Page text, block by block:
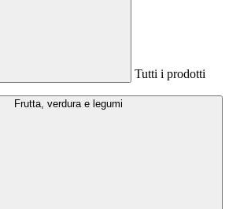
Tutti i prodotti
Frutta, verdura e legumi